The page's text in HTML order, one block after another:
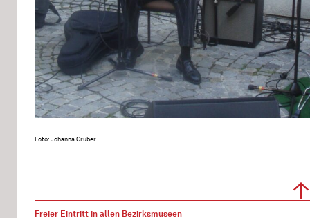
Foto: Johanna Gruber
Freier Eintritt in allen Bezirksmuseen